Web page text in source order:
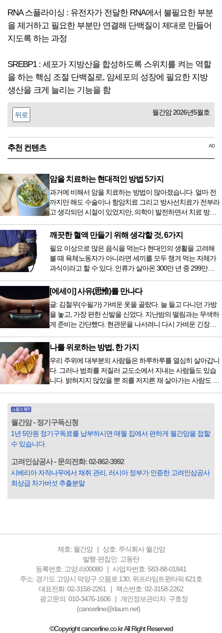
RNA 스플라이싱 : 유전자가 전달한 RNA에서 불필요한 부분
을 제거하고 필요한 부분만 연결해 단백질이 제대로 만들어
지도록 하는 과정
SREBP1 : 세포가 지방산을 합성하도록 스위치를 켜는 역할
을 하는 핵심 조절 단백질로, 암세포의 성장에 필요한 지방
생산을 크게 늘리는 기능을 함
뒤로 월간암 2026년5월호
추천 컨텐츠 AD
암을 치료하는 현대적인 방법 5가지
과거에 비해서 암을 치료하는 방법이 많아졌습니다. 얼마 전
까지만 해도 수술이나 항암치료 그리고 방사선치료가 전부라
고 생각되던 시절이 있었지만, 의학이 발전하면서 치료 방법
오면서 암을 치료하는 방법이 하나 더 추가되었습니다. 중입
자 치료를 받기 위해서는 일본이나 독일 등 중입자 치료기가
있는 나라에 가서 힘들게 치료받았지만 얼마 전 국내 도입 후
전립선암 환자를 시작으로 중입자 치료기가 가동되었습니다.
치료 범위가 한정되어 모든 암 환자가 중입자 치료를 받을 수
는 없지만 치료...
깨끗한 혈액 만들기 위해 생각할 것, 6가지
필요 이상으로 많은 음식을 먹는다 현대인의 생활을 고려해
볼 때 육체노동자가 아니라면 세끼를 모두 챙겨 먹는 자체가
과식이라고 할 수 있다. 인류가 살아온 300만 년 중 299만
저녁을 습관적으로 음식을 섭취한다. 게다가 밤늦은 시간까지
음식을 먹거나, 아침에 식욕이 없는데도 ‘아침을 먹어야 하루
가 활기차다’라는 이야기에 사로잡혀 억지로 먹는 경우가 많
다. 식욕이 없다는 느낌은 본능이 보내는 신호다. 즉 먹어도 소
화할 힘이 없다거나 더 이상 먹으면 혈액 안에 잉여물...
[에세이] 사유(思惟)를 만나다
글: 김철우(수필가) 가벼운 옷을 골랐다. 늘 들고 다니던 가방
을 놓고, 가장 편한 신발을 신었다. 지난밤의 떨림과는 무색하
게 준비는 간단했다. 현관문을 나서려니 다시 가벼운 긴장감
막이 열리기 전. 그 특유의 무대 냄새를 맡았을 때의 긴장감 같
은 것이었다. 두 금동 미륵 반가사유상을 만나러 가는 길은 그
렇게 시작됐다. 두 반가사유상을 알게 된 것은 몇 해 전이었다.
잡지의 발행인으로 독자에게 선보일 좋은 콘텐츠를 고민하던
중 우리 문화재를 하나씩 소개하고자...
나를 위로하는 방법, 한 가지
우리 주위에 대부분의 사람들은 하루하루를 열심히 살아갑니
다. 그러나 범죄를 저질러 교도소에서 지내는 사람들도 있습
니다. 밝혀지지 않았을 뿐 죄를 저지른 채 살아가는 사람도 있
입힌다는 것입니다. 미꾸라지 한 마리가 시냇물을 흐린다는
옛말이 그저 허투루 생기지는 않은 듯합니다. 대부분의 사람
들은 열심히 살아갑니다. 그렇다고 97%의 사람들이 모두 착
월간암 - 정기구독신청
1년 5만원 정기구독료를 납부하시면 매월 집에서 편하게 월간암을 접할
수 있습니다.
고려인삼공사 - 문의전화: 02-862-3992
시베리아 자작나무에서 채취 관리, 러시아 정부가 인증한 고려인삼공사
최상급 차가버섯 추출분말
제호: 월간암
상호: 주식회사 월간암
발행·편집인: 고동탄
등록번호: 고양,라00080
사업자번호: 583-88-01841
주소: 경기도 고양시 덕양구 으뜸로 130, 위프라임트윈타워 621호
대표전화: 02-3158-2261
팩스번호: 02-3158-2262
광고문의: 010-3476-1606
개인정보관리자: 구효정
(cancerline@daum.net)
©Copyright cancerline.co.kr All Right Reserved